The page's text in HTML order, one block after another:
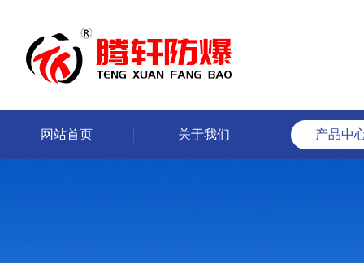
网站首页 关于我们 产品中